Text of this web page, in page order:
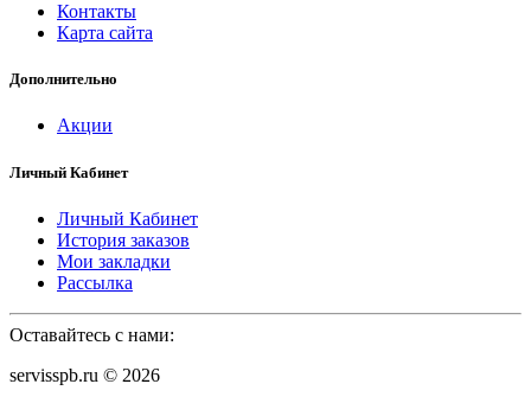
Контакты
Карта сайта
Дополнительно
Акции
Личный Кабинет
Личный Кабинет
История заказов
Мои закладки
Рассылка
Оставайтесь с нами:
servisspb.ru © 2026